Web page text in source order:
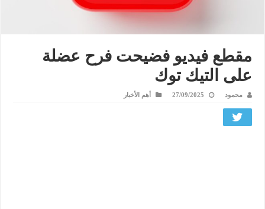
مقطع فيديو فضيحت فرح عضلة
على التيك توك
محمود 27/09/2025 أهم الأخبار